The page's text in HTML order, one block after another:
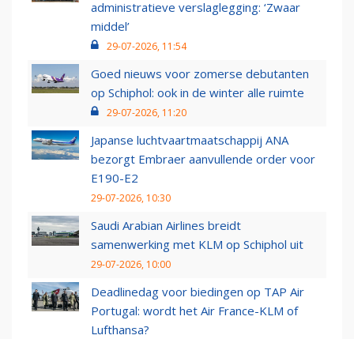
administratieve verslaglegging: ‘Zwaar
middel’
29-07-2026, 11:54
Goed nieuws voor zomerse debutanten
op Schiphol: ook in de winter alle ruimte
29-07-2026, 11:20
Japanse luchtvaartmaatschappij ANA
bezorgt Embraer aanvullende order voor
E190-E2
29-07-2026, 10:30
Saudi Arabian Airlines breidt
samenwerking met KLM op Schiphol uit
29-07-2026, 10:00
Deadlinedag voor biedingen op TAP Air
Portugal: wordt het Air France-KLM of
Lufthansa?